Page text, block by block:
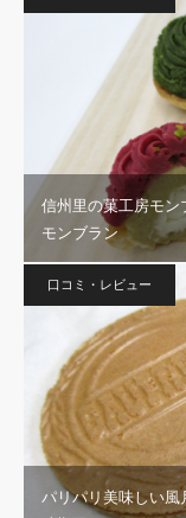
信州里の菓工房モン
モンブラン
口コミ・レビュー
パリパリ美味しい風